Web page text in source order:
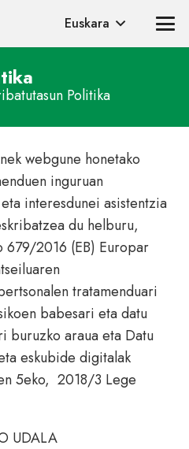
Euskara
Politika
webgune honetako
inguruan
interesdunei asistentzia
du helburu,
2016 (EB) Europar
tratamenduari
babesari eta datu
buruzko araua eta Datu
eskubide digitalak
5eko, 2018/3 Lege
UDALA